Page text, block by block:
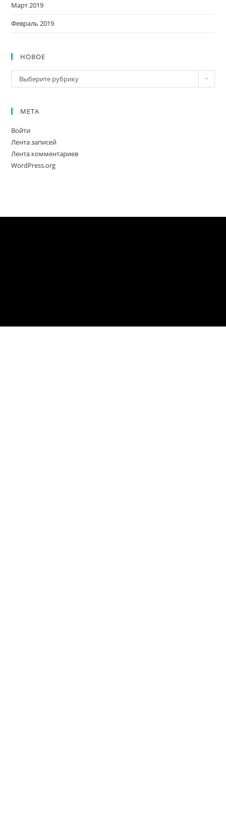
Март 2019
Февраль 2019
НОВОЕ
Новое
Выберите рубрику
МЕТА
Войти
Лента записей
Лента комментариев
WordPress.org